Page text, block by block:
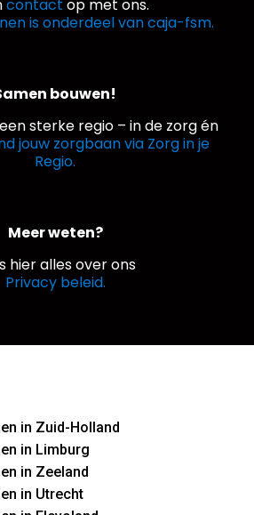
contact op met ons.
is onderdeel van caja-fsm.
bouwen!
sterke regio – in de zorg én
jouw zorgbaan via Zorg in je
Regio.
Meer weten?
hier alles over ons
Privacy beleid.
in Zuid-Holland
in Limburg
in Zeeland
in Utrecht